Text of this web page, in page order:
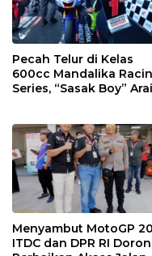
Pecah Telur di Kelas
600cc Mandalika
Series, “Sasak Boy” Arai
Menyambut MotoGP
ITDC dan DPR RI